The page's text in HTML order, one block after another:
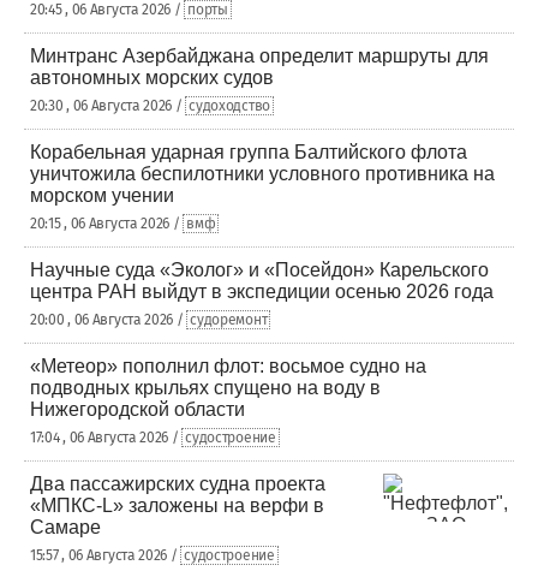
20:45 , 06 Августа 2026 / порты
Минтранс Азербайджана определит маршруты для
автономных морских судов
20:30 , 06 Августа 2026 / судоходство
Корабельная ударная группа Балтийского флота
уничтожила беспилотники условного противника на
морском учении
20:15 , 06 Августа 2026 / вмф
Научные суда «Эколог» и «Посейдон» Карельского
центра РАН выйдут в экспедиции осенью 2026 года
20:00 , 06 Августа 2026 / судоремонт
«Метеор» пополнил флот: восьмое судно на
подводных крыльях спущено на воду в
Нижегородской области
17:04 , 06 Августа 2026 / судостроение
Два пассажирских судна проекта
«МПКС-L» заложены на верфи в
Самаре
15:57 , 06 Августа 2026 / судостроение